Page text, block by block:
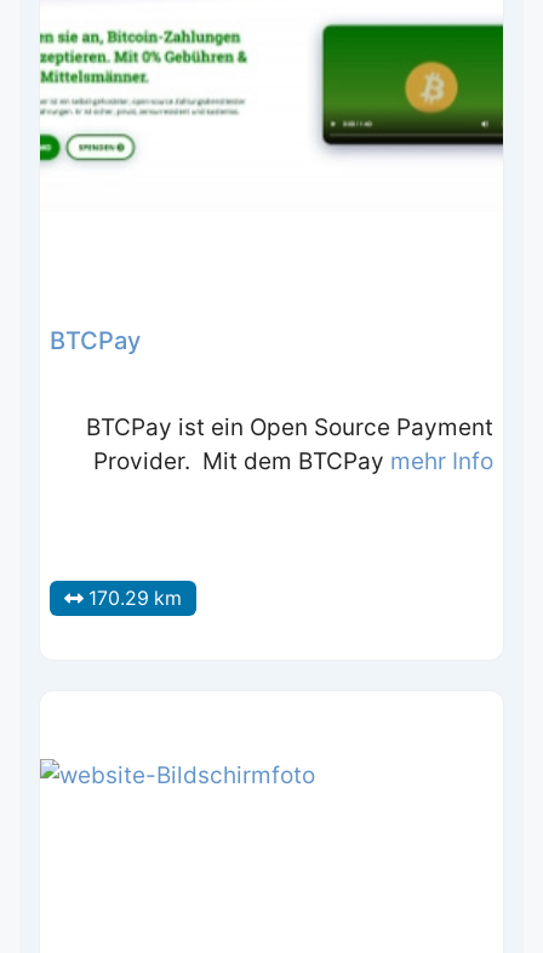
BTCPay
BTCPay ist ein Open Source Payment
Provider. Mit dem BTCPay mehr Info
170.29 km